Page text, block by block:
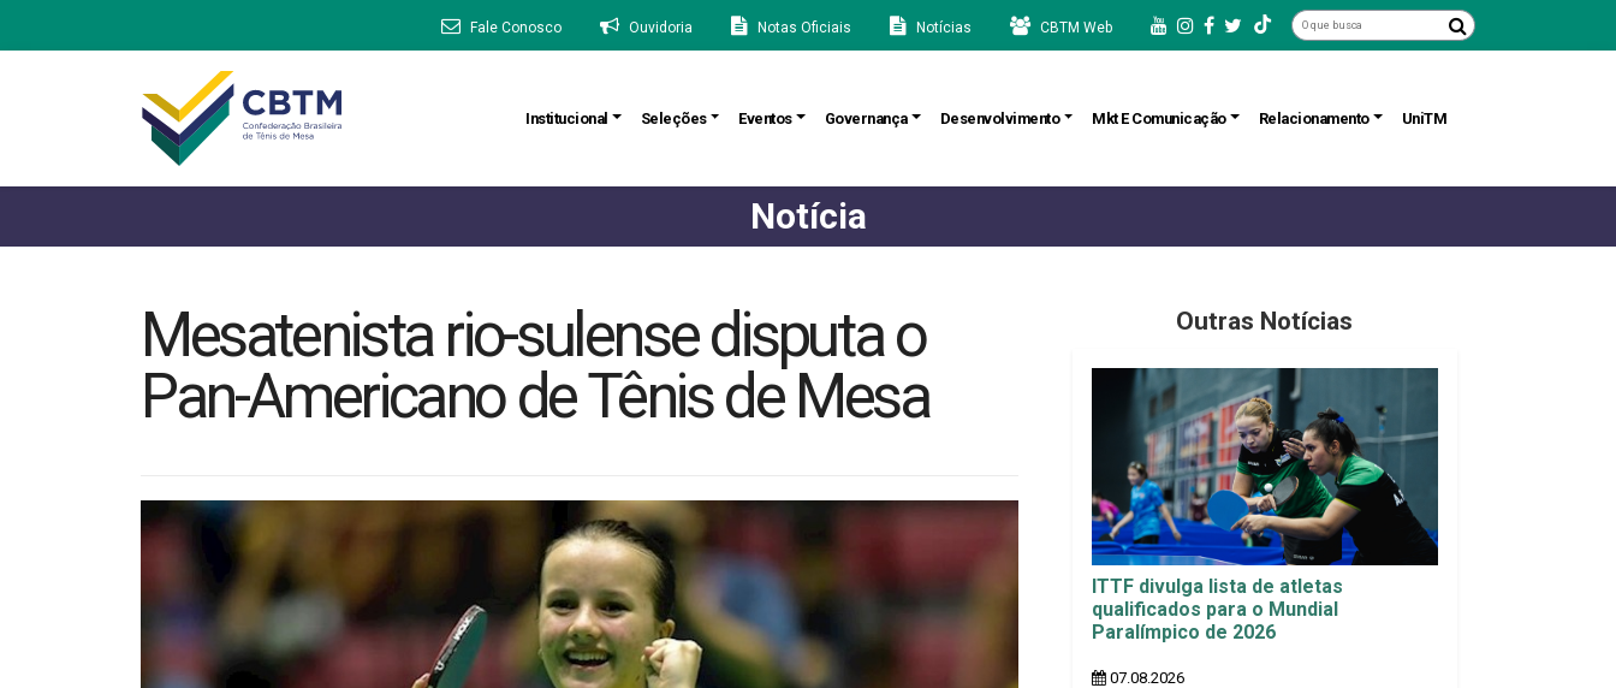
Fale Conosco Ouvidoria Notas Oficiais Notícias CBTM Web
Institucional Seleções Eventos Governança Desenvolvimento Mkt E Comunicação Relacionamento UniTM
Notícia
Mesatenista rio-sulense disputa o
Pan-Americano de Tênis de Mesa
Outras Notícias
ITTF divulga lista de atletas
qualificados para o Mundial
Paralímpico de 2026
07.08.2026